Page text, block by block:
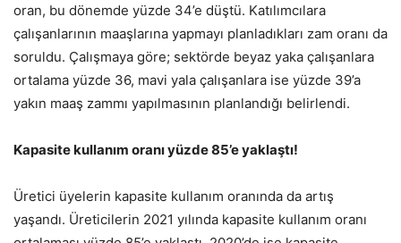
oran, bu dönemde yüzde 34’e düştü. Katılımcılara
çalışanlarının maaşlarına yapmayı planladıkları zam oranı da
soruldu. Çalışmaya göre; sektörde beyaz yaka çalışanlara
ortalama yüzde 36, mavi yala çalışanlara ise yüzde 39’a
yakın maaş zammı yapılmasının planlandığı belirlendi.
Kapasite kullanım oranı yüzde 85’e yaklaştı!
Üretici üyelerin kapasite kullanım oranında da artış
yaşandı. Üreticilerin 2021 yılında kapasite kullanım oranı